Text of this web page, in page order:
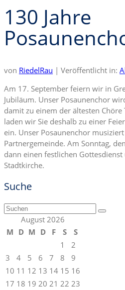
130 Jahre
von RiedelRau | Veröffentlicht in:
Am 17. September feiern wir in
Jubiläum. Unser Posaunenchor
damit zu einem der ältesten
laden wir Sie deshalb zu einer
ein. Unser Posaunenchor
Partnergemeinde. Am Sonntag,
dann einen festlichen
Stadtkirche.
Suche
Suchen
nach:August 2026
M D M D F S
S
1
2
3
4 5 6 7 8
9
10 11 12 13 14 15 16
17 18 19 20 21 22 23